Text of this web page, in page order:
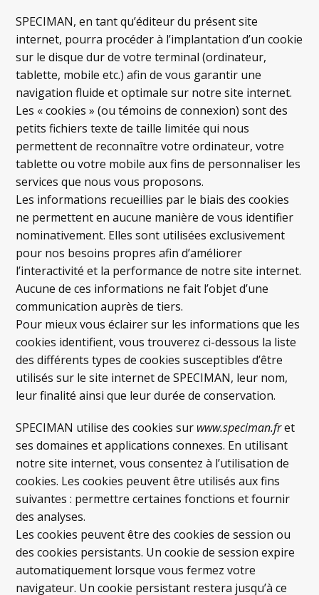
SPECIMAN, en tant qu’éditeur du présent site
internet, pourra procéder à l’implantation d’un cookie
sur le disque dur de votre terminal (ordinateur,
tablette, mobile etc.) afin de vous garantir une
navigation fluide et optimale sur notre site internet.
Les « cookies » (ou témoins de connexion) sont des
petits fichiers texte de taille limitée qui nous
permettent de reconnaître votre ordinateur, votre
tablette ou votre mobile aux fins de personnaliser les
services que nous vous proposons.
Les informations recueillies par le biais des cookies
ne permettent en aucune manière de vous identifier
nominativement. Elles sont utilisées exclusivement
pour nos besoins propres afin d’améliorer
l’interactivité et la performance de notre site internet.
Aucune de ces informations ne fait l’objet d’une
communication auprès de tiers.
Pour mieux vous éclairer sur les informations que les
cookies identifient, vous trouverez ci-dessous la liste
des différents types de cookies susceptibles d’être
utilisés sur le site internet de SPECIMAN, leur nom,
leur finalité ainsi que leur durée de conservation.
SPECIMAN utilise des cookies sur www.speciman.fret
ses domaines et applications connexes. En utilisant
notre site internet, vous consentez à l’utilisation de
cookies. Les cookies peuvent être utilisés aux fins
suivantes : permettre certaines fonctions et fournir
des analyses.
Les cookies peuvent être des cookies de session ou
des cookies persistants. Un cookie de session expire
automatiquement lorsque vous fermez votre
navigateur. Un cookie persistant restera jusqu’à ce